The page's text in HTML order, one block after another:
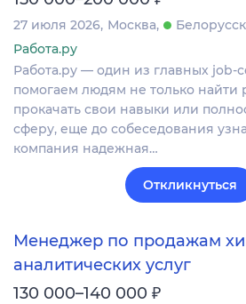
27 июля 2026 Москва
Работа.ру
Работа.ру — один из главных job-
помогаем людям не только найти
прокачать свои навыки или
сферу, еще до собеседования
компания надежная…
Откликнуться
Менеджер по продажам
аналитических услуг
130 000–140 000 ₽